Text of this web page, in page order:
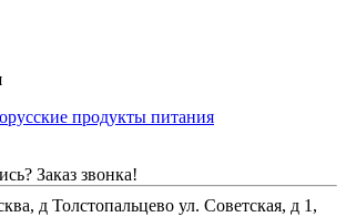
Заказ звонка!
д Толстопальцево ул. Советская, д 1,